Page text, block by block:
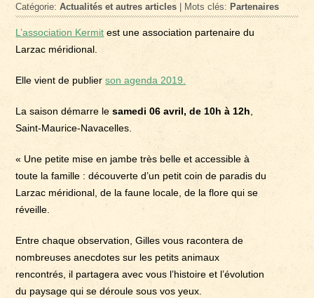
Catégorie:Actualités et autres articles | Mots clés: Partenaires
L’association Kermit est une association partenaire du
Larzac méridional.
Elle vient de publierson agenda 2019.
La saison démarre lesamedi 06 avril, de 10h à 12h,
Saint-Maurice-Navacelles.
« Une petite mise en jambe très belle et accessible à
toute la famille : découverte d’un petit coin de paradis du
Larzac méridional, de la faune locale, de la flore qui se
réveille.
Entre chaque observation, Gilles vous racontera de
nombreuses anecdotes sur les petits animaux
rencontrés, il partagera avec vous l’histoire et l’évolution
du paysage qui se déroule sous vos yeux.